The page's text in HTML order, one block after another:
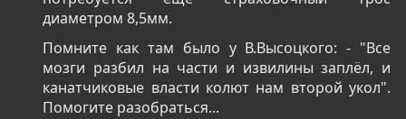
диаметром 8,5мм.
Помните как там было у В.Высоцкого: - "Все
мозги разбил на части и извилины заплёл, и
канатчиковые власти колют нам второй укол".
Помогите разобраться...